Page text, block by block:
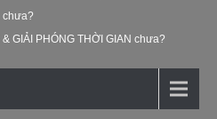
chưa?
GIẢI PHÓNG THỜI GIAN chưa?